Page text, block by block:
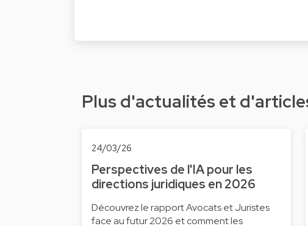
Plus d'actualités et
24/03/26
Perspectives de l'IA pour les
directions juridiques en 2026
Découvrez le rapport Avocats et Juristes
face au futur 2026 et comment les